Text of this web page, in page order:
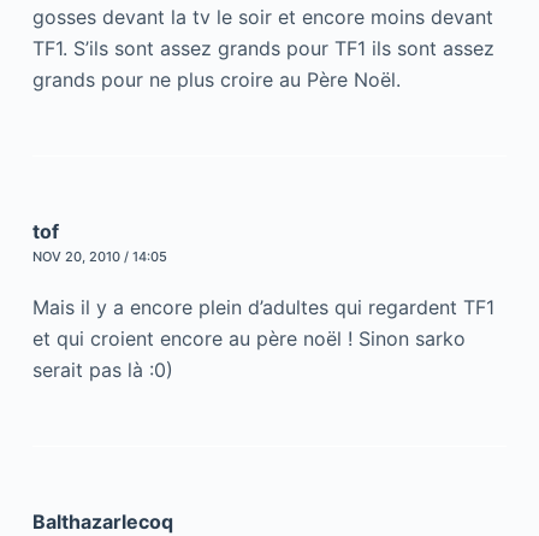
gosses devant la tv le soir et encore moins devant
TF1. S’ils sont assez grands pour TF1 ils sont assez
grands pour ne plus croire au Père Noël.
tof
NOV 20, 2010 / 14:05
Mais il y a encore plein d’adultes qui regardent TF1
et qui croient encore au père noël ! Sinon sarko
serait pas là :0)
Balthazarlecoq